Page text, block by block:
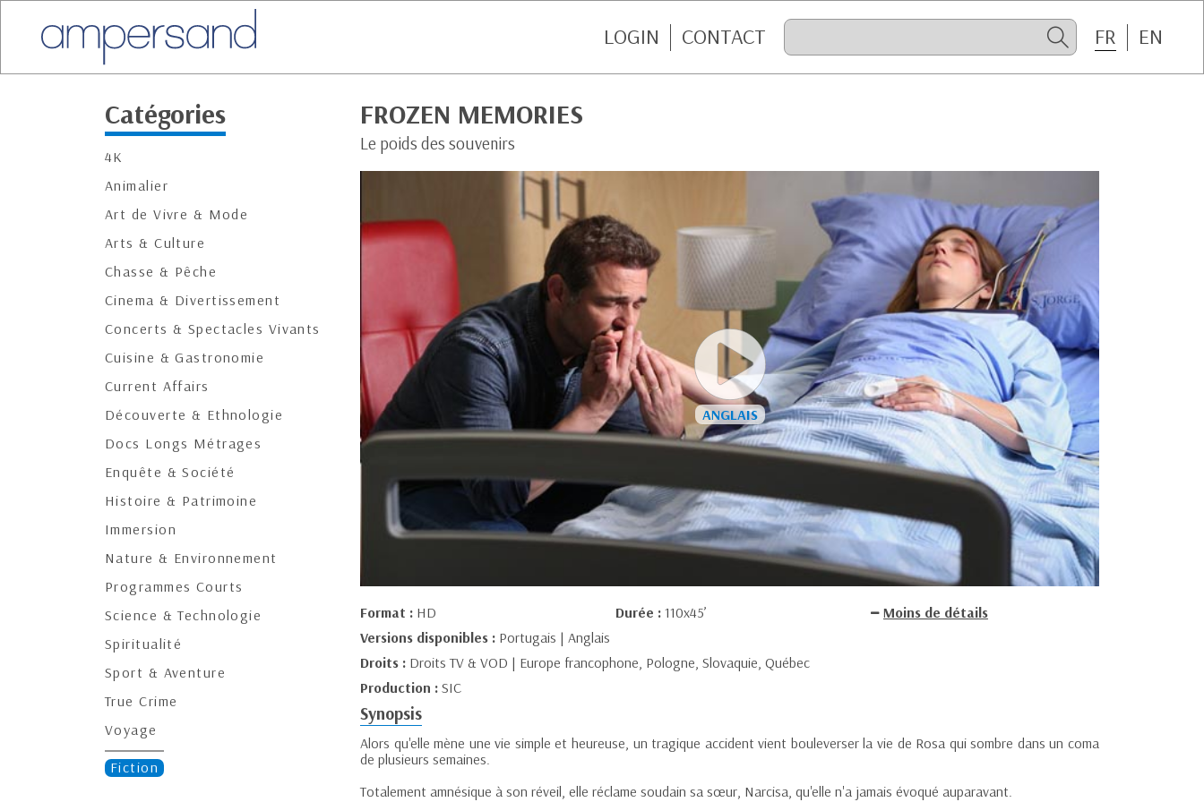
LOGIN CONTACT FR EN
Catégories
4K
Animalier
Art de Vivre & Mode
Arts & Culture
Chasse & Pêche
Cinema & Divertissement
Concerts & Spectacles Vivants
Cuisine & Gastronomie
Current Affairs
Découverte & Ethnologie
Docs Longs Métrages
Enquête & Société
Histoire & Patrimoine
Immersion
Nature & Environnement
Programmes Courts
Science & Technologie
Spiritualité
Sport & Aventure
True Crime
Voyage
Fiction
FROZEN MEMORIES
Le poids des souvenirs
Format : HD Durée : 110x45’
Moins de détails
Versions disponibles : Portugais | Anglais
Droits : Droits TV & VOD | Europe francophone, Pologne, Slovaquie, Québec
Production : SIC
Synopsis
Alors qu'elle mène une vie simple et heureuse, un tragique accident vient bouleverser la vie de Rosa qui sombre dans un coma
de plusieurs semaines.
Totalement amnésique à son réveil, elle réclame soudain sa sœur, Narcisa, qu'elle n'a jamais évoqué auparavant.